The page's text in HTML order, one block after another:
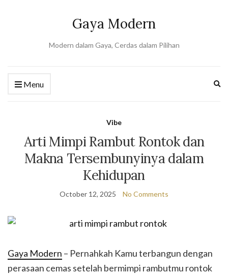
Gaya Modern
Modern dalam Gaya, Cerdas dalam Pilihan
Menu
Vibe
Arti Mimpi Rambut Rontok dan
Makna Tersembunyinya dalam
Kehidupan
October 12, 2025 No Comments
Gaya Modern – Pernahkah Kamu terbangun dengan
perasaan cemas setelah bermimpi rambutmu rontok